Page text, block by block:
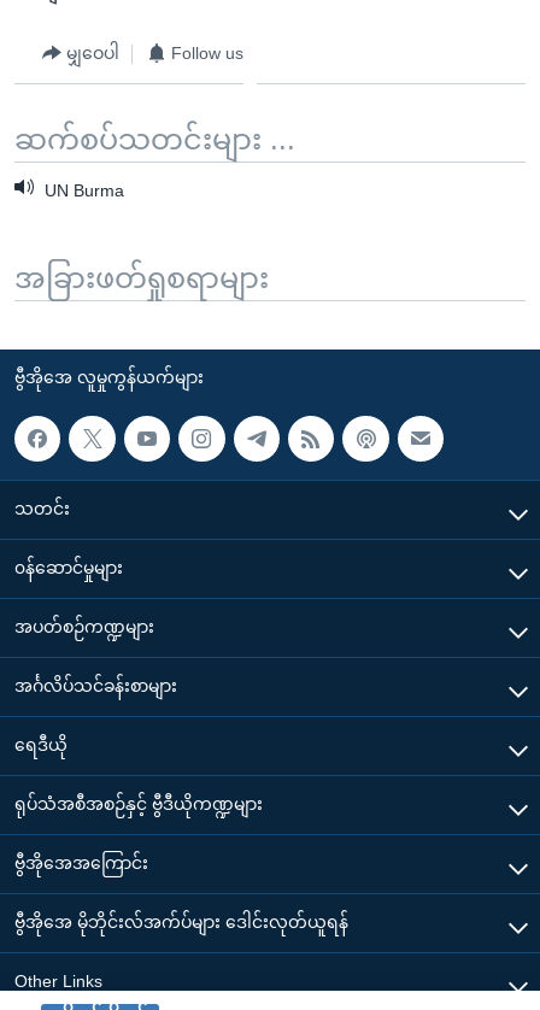
မျှဝေပါ Follow us
ဆက်စပ်သတင်းများ ...
UN Burma
အခြားဖတ်ရှုစရာများ
ဗွီအိုအေ လူမှုကွန်ယက်များ
သတင်း
၀န်ဆောင်မှုများ
အပတ်စဉ်ကဏ္ဍများ
အင်္ဂလိပ်သင်ခန်းစာများ
ရေဒီယို
ရုပ်သံအစီအစဉ်နှင့် ဗွီဒီယိုကဏ္ဍများ
ဗွီအိုအေအကြောင်း
ဗွီအိုအေ မိုဘိုင်းလ်အက်ပ်များ ဒေါင်းလုတ်ယူရန်
Other Links